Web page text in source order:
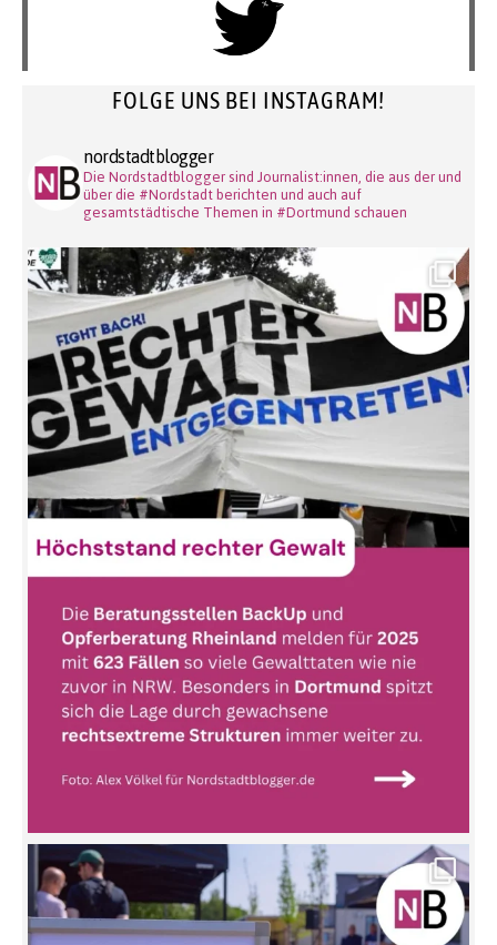
FOLGE UNS BEI INSTAGRAM!
nordstadtblogger
Die Nordstadtblogger sind Journalist:innen, die aus der und
über die #Nordstadt berichten und auch auf
gesamtstädtische Themen in #Dortmund schauen